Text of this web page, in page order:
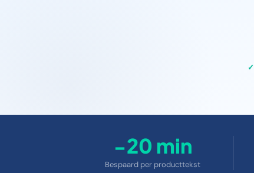
−20 min
Bespaard per producttekst